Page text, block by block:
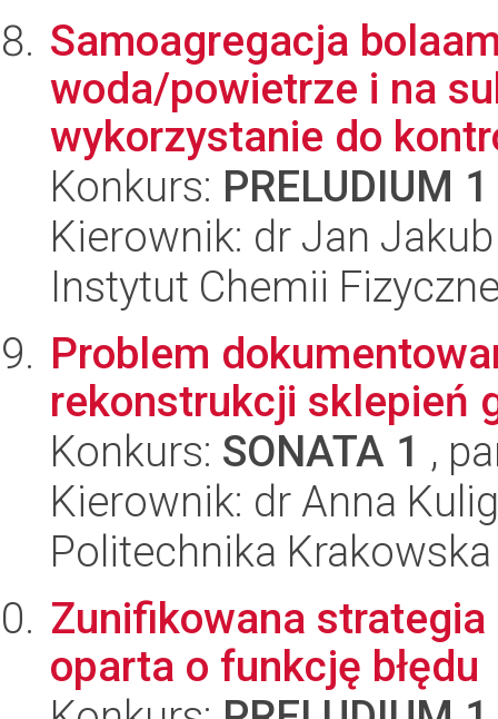
Samoagregacja
woda/powietrze i na
wykorzystanie do
Konkurs: PRELUDIUM 1
Kierownik: dr Jan
Instytut Chemii
Problem
rekonstrukcji sklepień
Konkurs: SONATA 1 ,
Kierownik: dr Anna Kulig
Politechnika
Zunifikowana
oparta o funkcję błędu